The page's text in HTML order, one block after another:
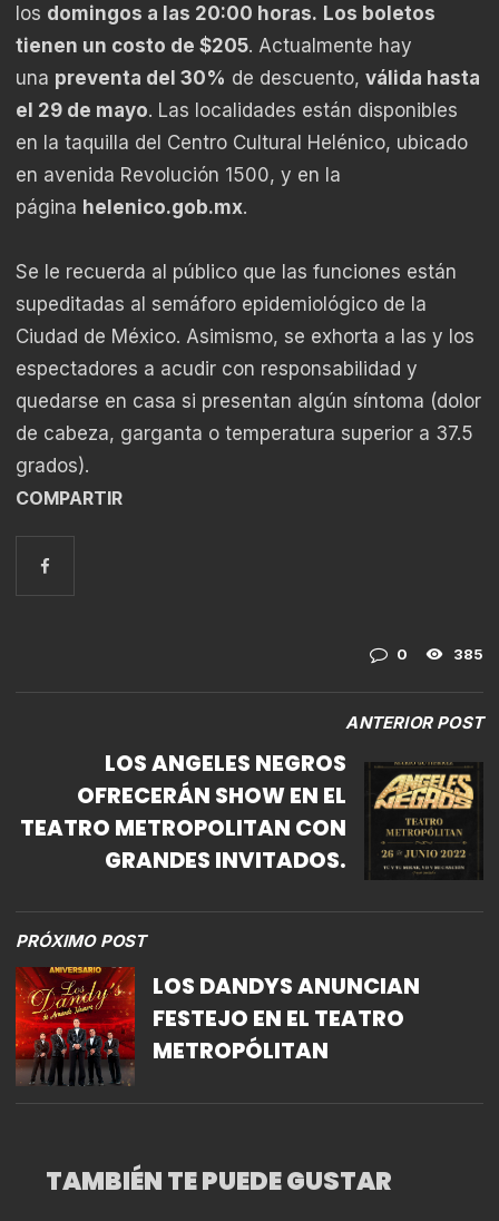
los domingos a las 20:00 horas. Los boletos
tienen un costo de $205. Actualmente hay
una preventa del 30% de descuento, válida hasta
el 29 de mayo. Las localidades están disponibles
en la taquilla del Centro Cultural Helénico, ubicado
en avenida Revolución 1500, y en la
página helenico.gob.mx.
Se le recuerda al público que las funciones están
supeditadas al semáforo epidemiológico de la
Ciudad de México. Asimismo, se exhorta a las y los
espectadores a acudir con responsabilidad y
quedarse en casa si presentan algún síntoma (dolor
de cabeza, garganta o temperatura superior a 37.5
grados).
COMPARTIR
0 385
ANTERIOR POST
LOS ANGELES NEGROS
OFRECERÁN SHOW EN EL
TEATRO METROPOLITAN CON
GRANDES INVITADOS.
PRÓXIMO POST
LOS DANDYS ANUNCIAN
FESTEJO EN EL TEATRO
METROPÓLITAN
TAMBIÉN TE PUEDE GUSTAR